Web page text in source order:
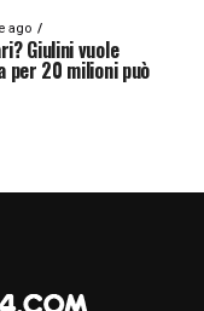
ago
Giulini vuole
per 20 milioni può